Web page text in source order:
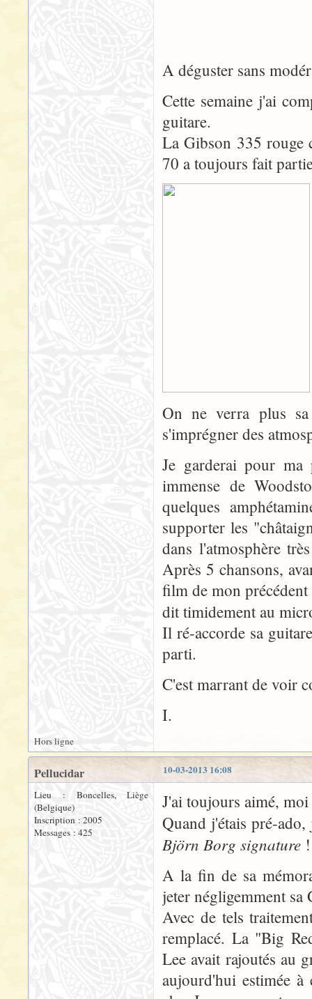
A déguster sans
Cette semaine j'ai
guitare.
La Gibson 335 rouge
70 a toujours fait
On ne verra plus
s'imprégner des
Je garderai pour
immense de
quelques
supporter les
dans l'atmosphère
Après 5 chansons,
film de mon
dit timidement au
Il ré-accorde sa
parti.
C'est marrant de voir
I.
Hors ligne
10-03-2013 16:08
Pellucidar
Lieu : Boncelles, Liège
(Belgique)
Inscription : 2005
Messages : 425
J'ai toujours aimé,
Quand j'étais pré-
Björn Borg signature
A la fin de sa
jeter négligemment
Avec de tels
remplacé. La "Big
Lee avait rajoutés au
aujourd'hui estimée